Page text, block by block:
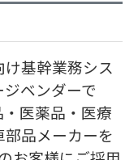
基幹業務シス
ベンダーで
医薬品・医療
品メーカーを